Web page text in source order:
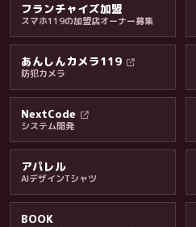
料金・保証・ご案内
フランチャイズ加盟
スマホ119の加盟店オーナー募集
あんしんカメラ119
防犯カメラ
NextCode
システム開発
アパレル
AIデザインTシャツ
BOOK